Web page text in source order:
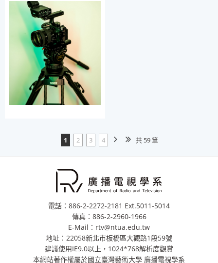
1 2 3 4 共 59 筆
電話：886-2-2272-2181 Ext.5011-5014
傳真：886-2-2960-1966
E-Mail：rtv@ntua.edu.tw
地址：22058新北市板橋區大觀路1段59號
建議使用IE9.0以上，1024*768解析度觀賞
本網站著作權屬於國立臺灣藝術大學 廣播電視學系